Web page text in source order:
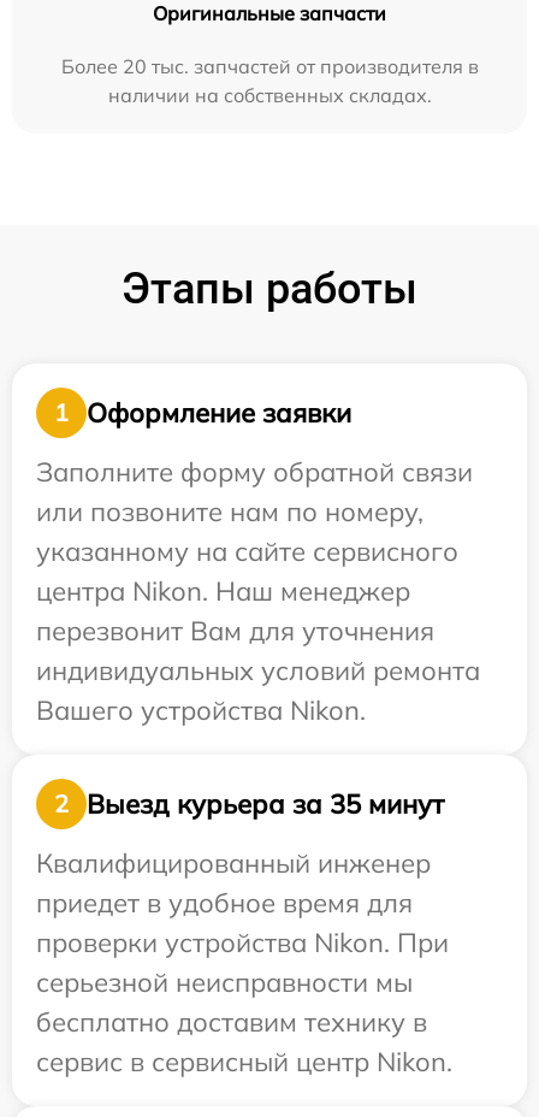
Оригинальные запчасти
Более 20 тыс. запчастей от производителя в
наличии на собственных складах.
Этапы работы
1
Оформление заявки
Заполните форму обратной связи
или позвоните нам по номеру,
указанному на сайте сервисного
центра Nikon. Наш менеджер
перезвонит Вам для уточнения
индивидуальных условий ремонта
Вашего устройства Nikon.
2
Выезд курьера за 35 минут
Квалифицированный инженер
приедет в удобное время для
проверки устройства Nikon. При
серьезной неисправности мы
бесплатно доставим технику в
сервис в сервисный центр Nikon.